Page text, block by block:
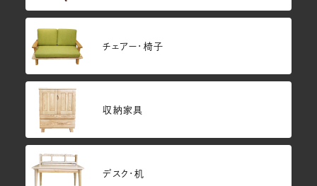
チェアー・椅子
収納家具
デスク・机